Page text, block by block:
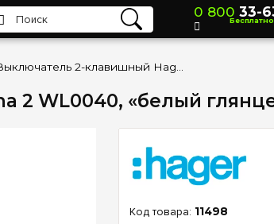
2 WL0040, «белый
11498
0 800 33-
Бесплатно